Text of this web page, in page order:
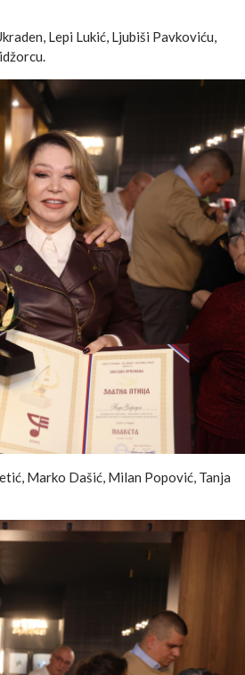
Lepi Lukić, Ljubiši Pavkoviću,
Marko Dašić, Milan Popović, Tanja